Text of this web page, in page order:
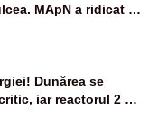
MApN a ridicat de
16
Dunărea se
iar reactorul 2 de
fi oprit